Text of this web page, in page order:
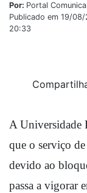
Por: Portal
Publicado em 19/
20:33
A Universidade
que o serviço
devido ao
passa a vigorar